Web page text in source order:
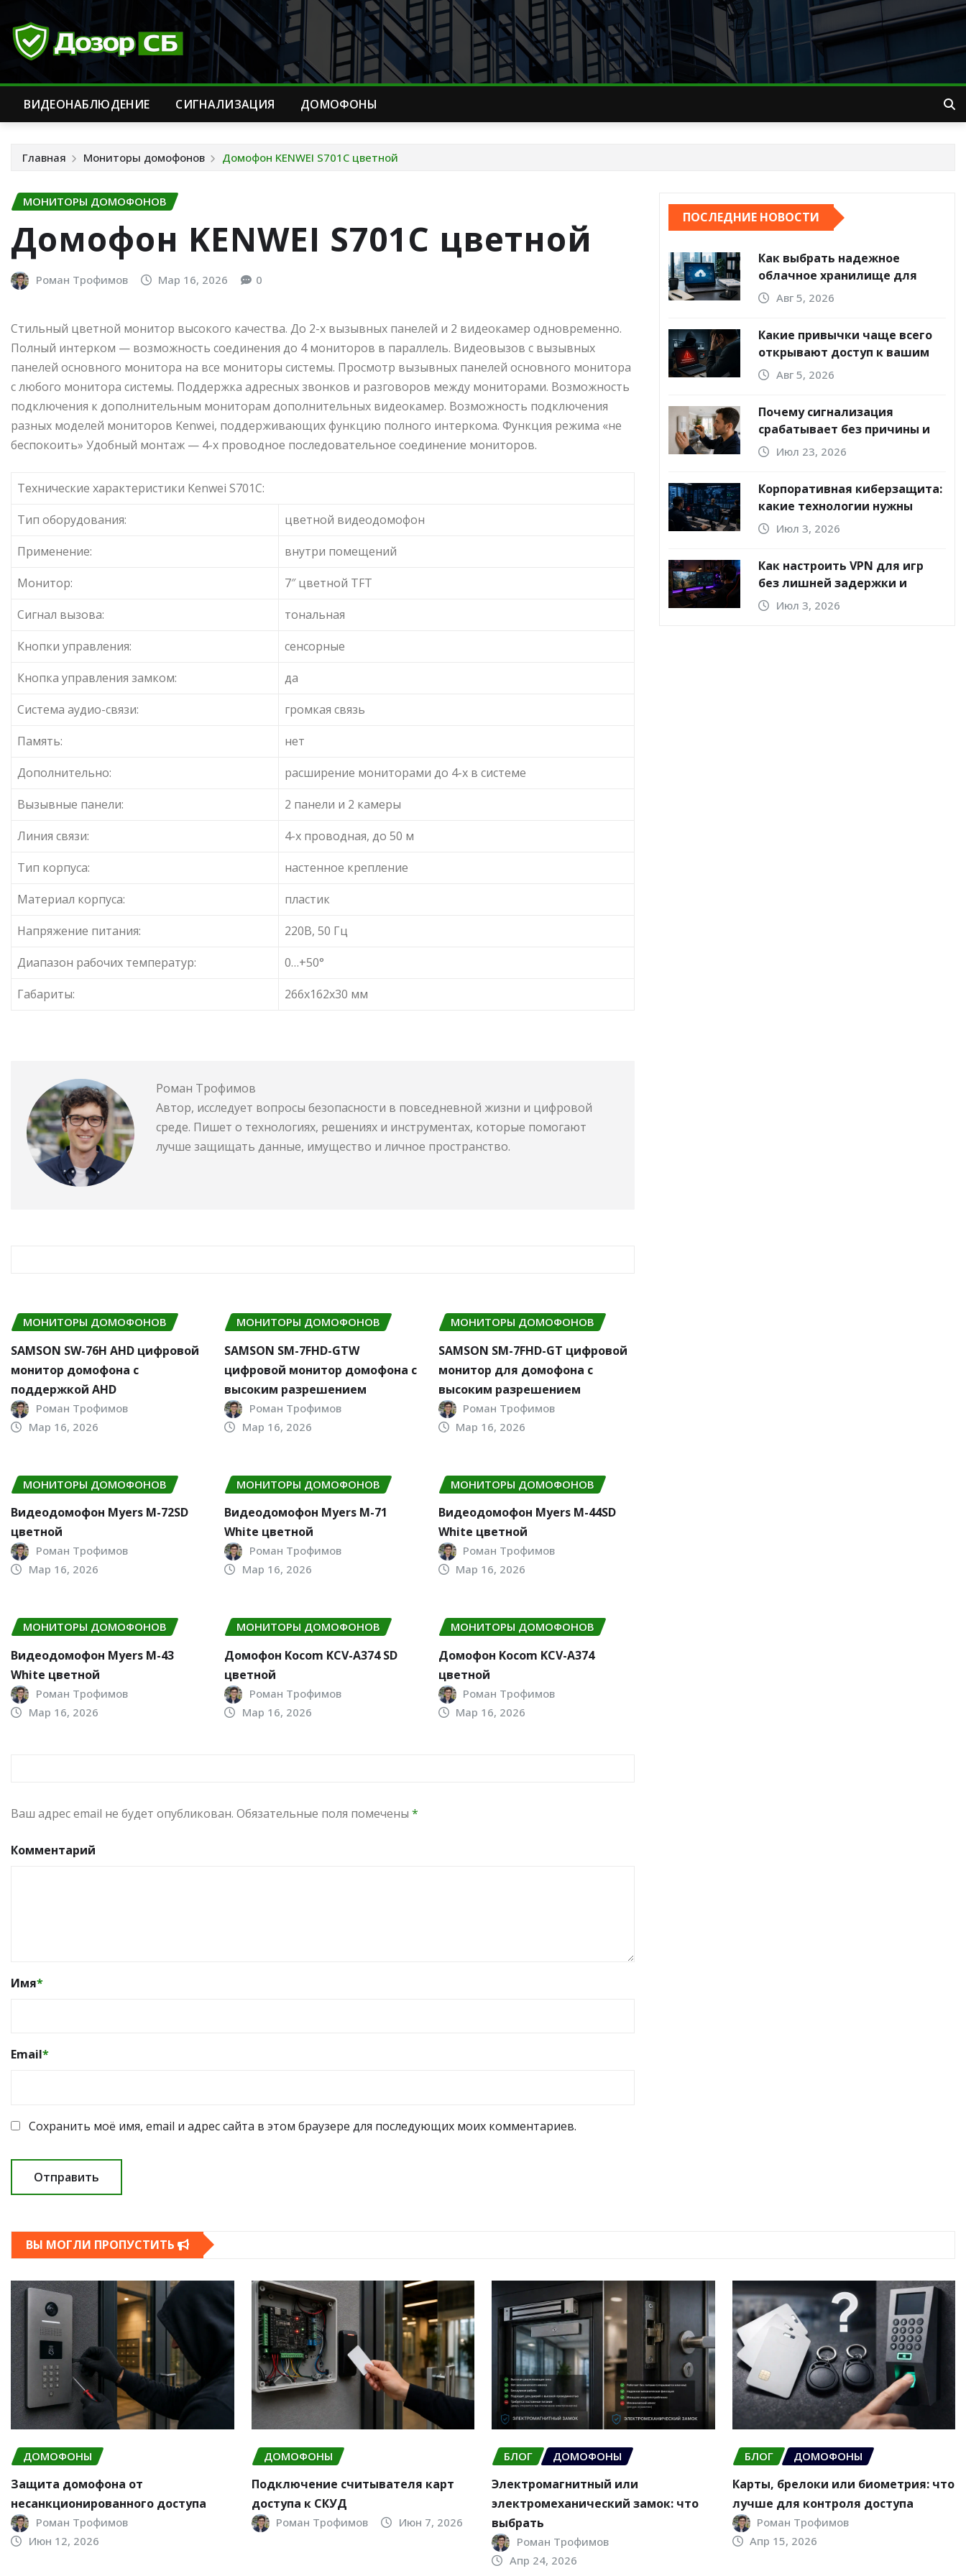
содержимому
ВИДЕОНАБЛЮДЕНИЕ CИГНАЛИЗАЦИЯ ДОМОФОНЫ
Главная Мониторы домофонов Домофон KENWEI S701C цветной
МОНИТОРЫ ДОМОФОНОВ
Домофон KENWEI S701C цветной
Роман Трофимов Мар 16, 2026 0
Стильный цветной монитор высокого качества. До 2-х вызывных панелей и 2 видеокамер одновременно.
Полный интерком — возможность соединения до 4 мониторов в параллель. Видеовызов с вызывных
панелей основного монитора на все мониторы системы. Просмотр вызывных панелей основного монитора
с любого монитора системы. Поддержка адресных звонков и разговоров между мониторами. Возможность
подключения к дополнительным мониторам дополнительных видеокамер. Возможность подключения
разных моделей мониторов Kenwei, поддерживающих функцию полного интеркома. Функция режима «не
беспокоить» Удобный монтаж — 4-х проводное последовательное соединение мониторов.
Технические характеристики Kenwei S701C:
Тип оборудования:
цветной видеодомофон
Применение:
внутри помещений
Монитор:
7″ цветной TFT
Сигнал вызова:
тональная
Кнопки управления:
сенсорные
Кнопка управления замком:
да
Система аудио-связи:
громкая связь
Память:
нет
Дополнительно:
расширение мониторами до 4-х в системе
Вызывные панели:
2 панели и 2 камеры
Линия связи:
4-х проводная, до 50 м
Тип корпуса:
настенное крепление
Материал корпуса:
пластик
Напряжение питания:
220В, 50 Гц
Диапазон рабочих температур:
0…+50°
Габариты:
266х162х30 мм
Роман Трофимов
Автор, исследует вопросы безопасности в повседневной жизни и цифровой
среде. Пишет о технологиях, решениях и инструментах, которые помогают
лучше защищать данные, имущество и личное пространство.
МОНИТОРЫ ДОМОФОНОВ
SAMSON SW-76H AHD цифровой
монитор домофона с
поддержкой AHD
Роман Трофимов
Мар 16, 2026
МОНИТОРЫ ДОМОФОНОВ
SAMSON SM-7FHD-GTW
цифровой монитор домофона с
высоким разрешением
Роман Трофимов
Мар 16, 2026
МОНИТОРЫ ДОМОФОНОВ
SAMSON SM-7FHD-GT цифровой
монитор для домофона с
высоким разрешением
Роман Трофимов
Мар 16, 2026
МОНИТОРЫ ДОМОФОНОВ
Видеодомофон Myers M-72SD
цветной
Роман Трофимов
Мар 16, 2026
МОНИТОРЫ ДОМОФОНОВ
Видеодомофон Myers M-71
White цветной
Роман Трофимов
Мар 16, 2026
МОНИТОРЫ ДОМОФОНОВ
Видеодомофон Myers M-44SD
White цветной
Роман Трофимов
Мар 16, 2026
МОНИТОРЫ ДОМОФОНОВ
Видеодомофон Myers M-43
White цветной
Роман Трофимов
Мар 16, 2026
МОНИТОРЫ ДОМОФОНОВ
Домофон Kocom KCV-A374 SD
цветной
Роман Трофимов
Мар 16, 2026
МОНИТОРЫ ДОМОФОНОВ
Домофон Kocom KCV-A374
цветной
Роман Трофимов
Мар 16, 2026
Ваш адрес email не будет опубликован. Обязательные поля помечены *
Комментарий
Имя*
Email*
Сохранить моё имя, email и адрес сайта в этом браузере для последующих моих комментариев.
ПОСЛЕДНИЕ НОВОСТИ
Как выбрать надежное
облачное хранилище для
компании
Авг 5, 2026
Какие привычки чаще всего
открывают доступ к вашим
аккаунтам
Авг 5, 2026
Почему сигнализация
срабатывает без причины и
что делать
Июл 23, 2026
Корпоративная киберзащита:
какие технологии нужны
бизнесу
Июл 3, 2026
Как настроить VPN для игр
без лишней задержки и
обрывов
Июл 3, 2026
ВЫ МОГЛИ ПРОПУСТИТЬ
ДОМОФОНЫ
Защита домофона от
несанкционированного доступа
Роман Трофимов
Июн 12, 2026
ДОМОФОНЫ
Подключение считывателя карт
доступа к СКУД
Роман Трофимов Июн 7, 2026
БЛОГ ДОМОФОНЫ
Электромагнитный или
электромеханический замок: что
выбрать
Роман Трофимов
Апр 24, 2026
БЛОГ ДОМОФОНЫ
Карты, брелоки или биометрия: что
лучше для контроля доступа
Роман Трофимов
Апр 15, 2026